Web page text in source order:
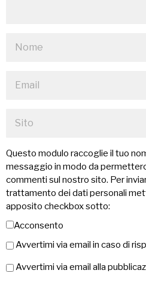
Questo modulo raccoglie il tuo
messaggio in modo da
commenti sul nostro sito. Per
trattamento dei dati personali
apposito checkbox sotto:
Acconsento
Avvertimi via email in caso di
Avvertimi via email alla